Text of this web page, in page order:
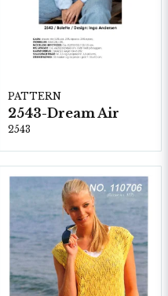
PATTERN
2543-Dream Air
2543